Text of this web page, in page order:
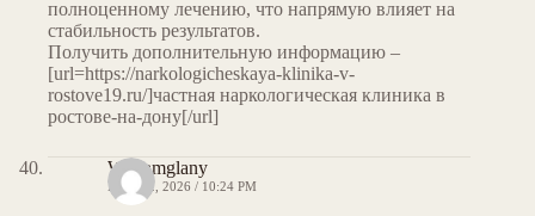
полноценному лечению, что напрямую влияет на
стабильность результатов.
Получить дополнительную информацию –
[url=https://narkologicheskaya-klinika-v-
rostove19.ru/]частная наркологическая клиника в
ростове-на-дону[/url]
Williamglany
MAY 12, 2026 / 10:24 PM